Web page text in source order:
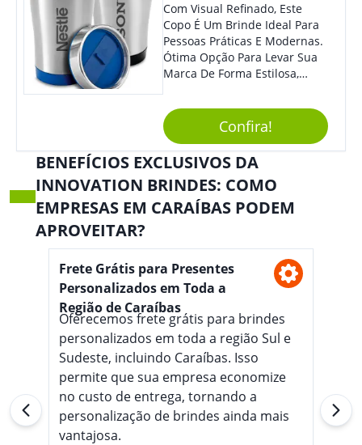
Com Visual Refinado, Este
Copo É Um Brinde Ideal Para
Pessoas Práticas E Modernas.
Ótima Opção Para Levar Sua
Marca De Forma Estilosa,
Empresa Em Eventos,
Reuniões Corporativas Ou Até
Mesmo Para Presentear
Colaboradores.
Confira!
BENEFÍCIOS EXCLUSIVOS DA
INNOVATION BRINDES: COMO
EMPRESAS EM CARAÍBAS PODEM
APROVEITAR?
Frete Grátis para Presentes
Personalizados em Toda a
Região de Caraíbas
Oferecemos frete grátis para brindes
personalizados em toda a região Sul e
Sudeste, incluindo Caraíbas. Isso
permite que sua empresa economize
no custo de entrega, tornando a
personalização de brindes ainda mais
vantajosa.